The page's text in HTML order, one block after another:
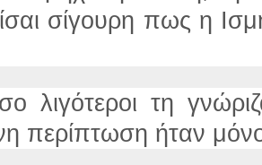
σίγουρη πως η
λιγότεροι τη
περίπτωση ήταν